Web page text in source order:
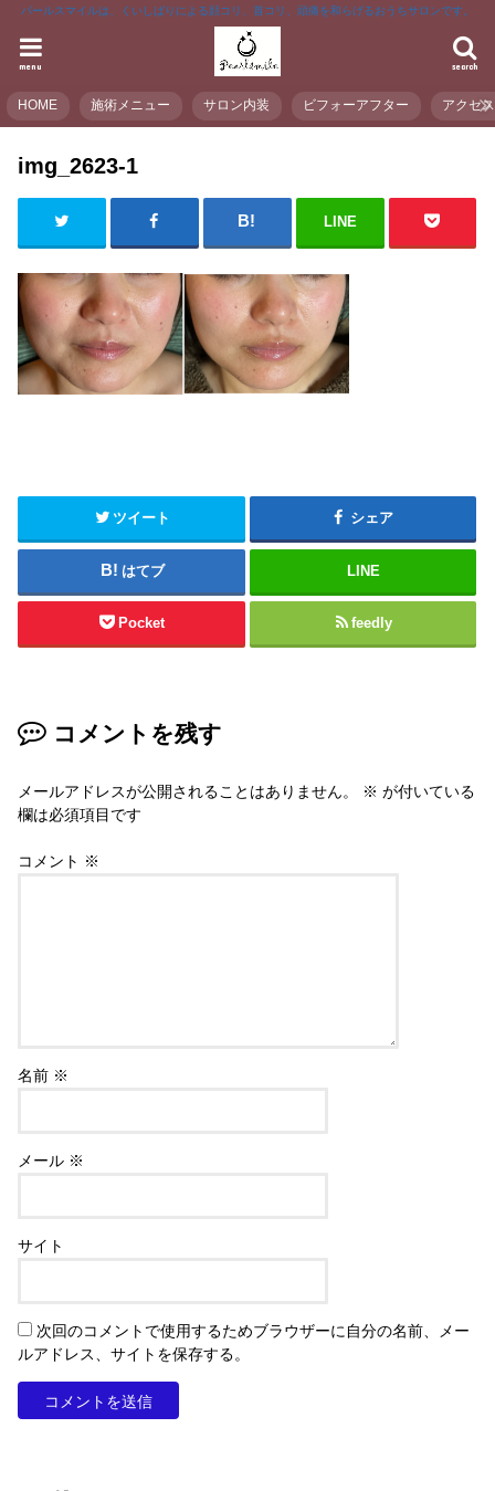
パールスマイルは、くいしばりによる顔コリ、首コリ、頭痛を和らげるおうちサロンです。
search
menu
HOME 施術メニュー サロン内装 ビフォーアフター アクセス
img_2623-1
LINE
ツイート シェア
はてブ LINE
Pocket feedly
コメントを残す
メールアドレスが公開されることはありません。 ※ が付いている
欄は必須項目です
コメント ※
名前 ※
メール ※
サイト
次回のコメントで使用するためブラウザーに自分の名前、メー
ルアドレス、サイトを保存する。